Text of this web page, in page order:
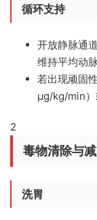
循环支持
开放静脉通
维持平均动
若出现顽固
μg/kg/min
2
毒物清除与
洗胃